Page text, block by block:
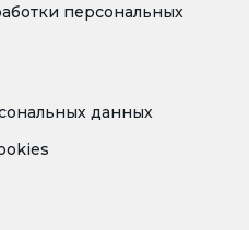
персональных
данных